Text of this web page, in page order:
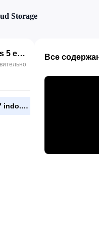
Storage
AnimeXin.vip btths 5 ep 67 indo.mp4
AnimeXin.vip btths 5 ep 67 indo.mp4
Все